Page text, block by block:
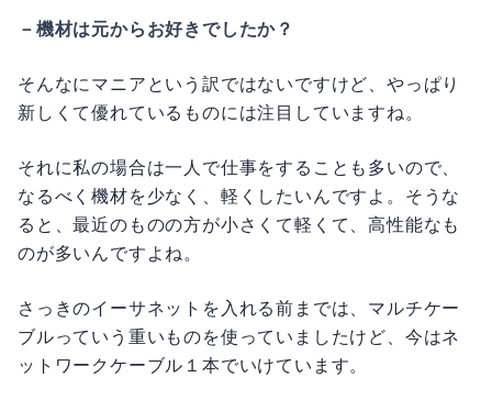
－機材は元からお好きでしたか？
そんなにマニアという訳ではないですけど、やっぱり
新しくて優れているものには注目していますね。
それに私の場合は一人で仕事をすることも多いので、
なるべく機材を少なく、軽くしたいんですよ。そうな
ると、最近のものの方が小さくて軽くて、高性能なも
のが多いんですよね。
さっきのイーサネットを入れる前までは、マルチケー
ブルっていう重いものを使っていましたけど、今はネ
ットワークケーブル１本でいけています。